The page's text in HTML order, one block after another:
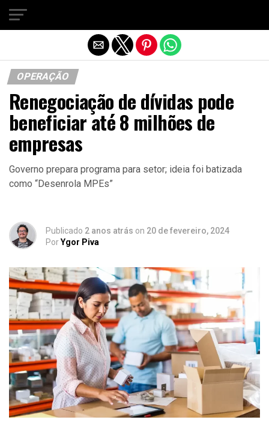
OPERAÇÃO
Renegociação de dívidas pode
beneficiar até 8 milhões de
empresas
Governo prepara programa para setor; ideia foi batizada
como “Desenrola MPEs”
Publicado 2 anos atrás on 20 de fevereiro, 2024
PorYgor Piva